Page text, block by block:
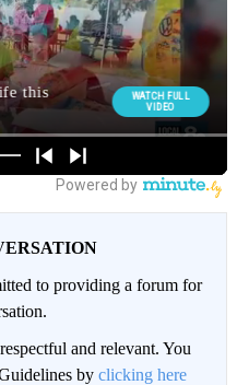
to providing a forum for
and relevant. You
by clicking here